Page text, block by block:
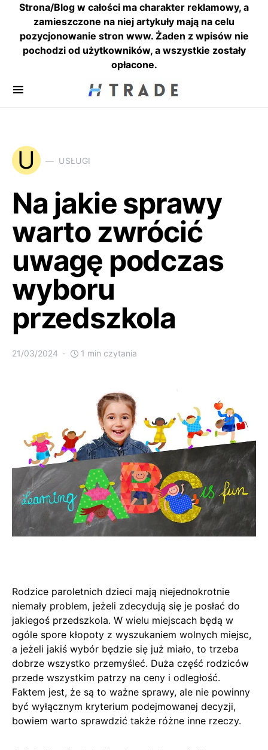
Strona/Blog w całości ma charakter reklamowy, a
zamieszczone na niej artykuły mają na celu
pozycjonowanie stron www. Żaden z wpisów nie
pochodzi od użytkowników, a wszystkie zostały
opłacone.
U USŁUGI
Na jakie sprawy
warto zwrócić
uwagę podczas
wyboru
przedszkola
21/03/2024 1 min czytania
Rodzice paroletnich dzieci mają niejednokrotnie
niemały problem, jeżeli zdecydują się je posłać do
jakiegoś przedszkola. W wielu miejscach będą w
ogóle spore kłopoty z wyszukaniem wolnych miejsc,
a jeżeli jakiś wybór będzie się już miało, to trzeba
dobrze wszystko przemyśleć. Duża część rodziców
przede wszystkim patrzy na ceny i odległość.
Faktem jest, że są to ważne sprawy, ale nie powinny
być wyłącznym kryterium podejmowanej decyzji,
bowiem warto sprawdzić także różne inne rzeczy.